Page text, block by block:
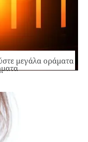
μεγάλα οράματα